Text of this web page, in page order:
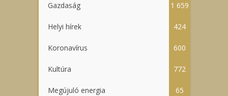
Gazdaság 1 659
Helyi hírek 424
Koronavírus 600
Kultúra 772
Megújuló energia 65